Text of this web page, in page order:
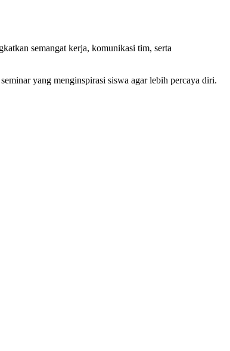
semangat kerja, komunikasi tim, serta
yang menginspirasi siswa agar lebih percaya diri.